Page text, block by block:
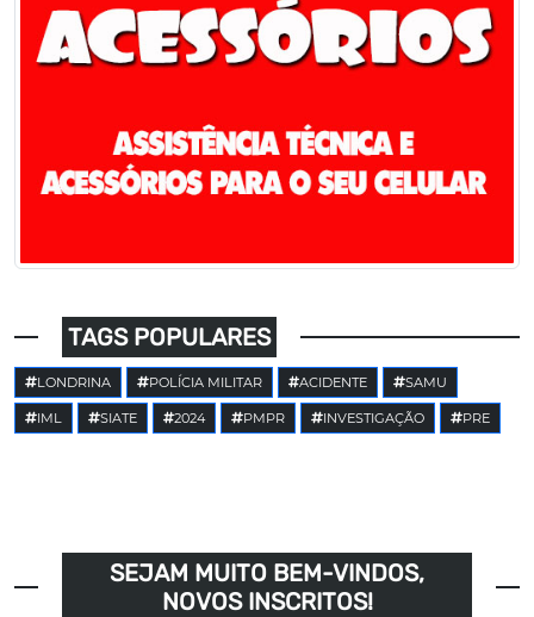
TAGS POPULARES
LONDRINA POLÍCIA MILITAR ACIDENTE SAMU
IML SIATE 2024 PMPR INVESTIGAÇÃO PRE
SEJAM MUITO BEM-VINDOS,
NOVOS INSCRITOS!